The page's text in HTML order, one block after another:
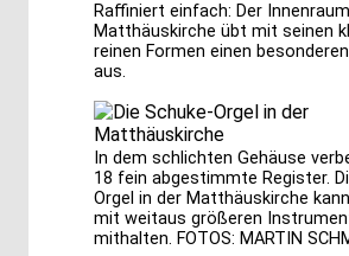
Raffiniert einfach: Der
Matthäuskirche übt mit seinen
reinen Formen einen
aus.
In dem schlichten Gehäuse
18 fein abgestimmte Register.
Orgel in der Matthäuskirche
mit weitaus größeren
mithalten. FOTOS: MARTIN